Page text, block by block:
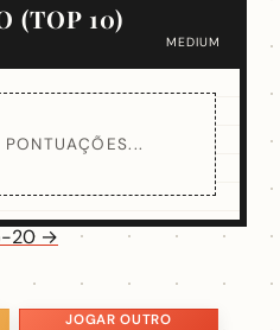
(TOP 10)
MEDIUM
20 →
JOGAR OUTRO